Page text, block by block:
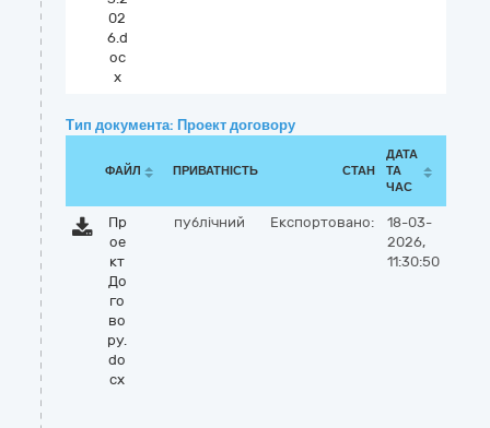
02
6.d
oc
x
Тип документа: Проект договору
ФАЙЛ ПРИВАТНІСТЬ СТАН
ДАТА
ТА
ЧАС
Пр
ое
кт
До
го
во
ру.
do
cx
публічний Експортовано:
18-03-
2026,
11:30:50